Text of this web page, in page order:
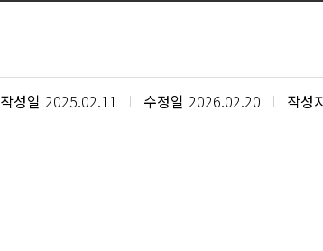
작성일 2025.02.11 수정일 2026.02.20 작성